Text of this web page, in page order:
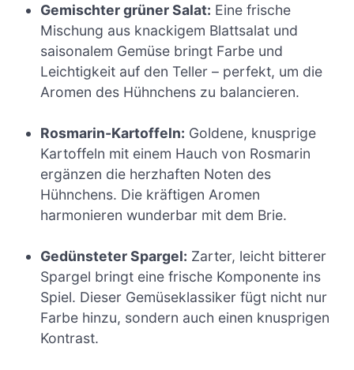
Gemischter grüner Salat: Eine frische
Mischung aus knackigem Blattsalat und
saisonalem Gemüse bringt Farbe und
Leichtigkeit auf den Teller – perfekt, um die
Aromen des Hühnchens zu balancieren.
Rosmarin-Kartoffeln: Goldene, knusprige
Kartoffeln mit einem Hauch von Rosmarin
ergänzen die herzhaften Noten des
Hühnchens. Die kräftigen Aromen
harmonieren wunderbar mit dem Brie.
Gedünsteter Spargel: Zarter, leicht bitterer
Spargel bringt eine frische Komponente ins
Spiel. Dieser Gemüseklassiker fügt nicht nur
Farbe hinzu, sondern auch einen knusprigen
Kontrast.